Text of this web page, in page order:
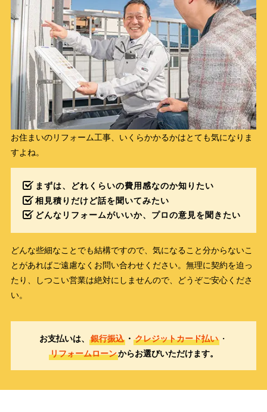
お住まいのリフォーム工事、いくらかかるかはとても気になりま
すよね。
まずは、どれくらいの費用感なのか知りたい
相見積りだけど話を聞いてみたい
どんなリフォームがいいか、プロの意見を聞きたい
どんな些細なことでも結構ですので、気になること分からないこ
とがあればご遠慮なくお問い合わせください。無理に契約を迫っ
たり、しつこい営業は絶対にしませんので、どうぞご安心くださ
い。
お支払いは、 銀行振込 ・ クレジットカード払い ・
リフォームローンからお選びいただけます。